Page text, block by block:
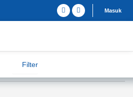
Masuk
Filter